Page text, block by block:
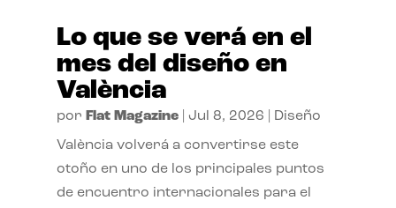
Lo que se verá en el
mes del diseño en
València
por Flat Magazine| Jul 8, 2026 Diseño
València volverá a convertirse este
otoño en uno de los principales puntos
de encuentro internacionales para el